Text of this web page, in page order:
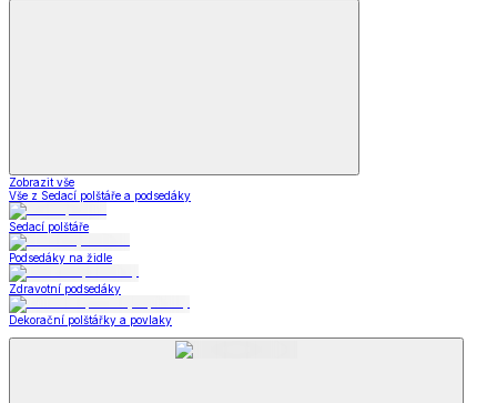
Zobrazit vše
Vše z Sedací polštáře a podsedáky
Sedací polštáře
Podsedáky na židle
Zdravotní podsedáky
Dekorační polštářky a povlaky